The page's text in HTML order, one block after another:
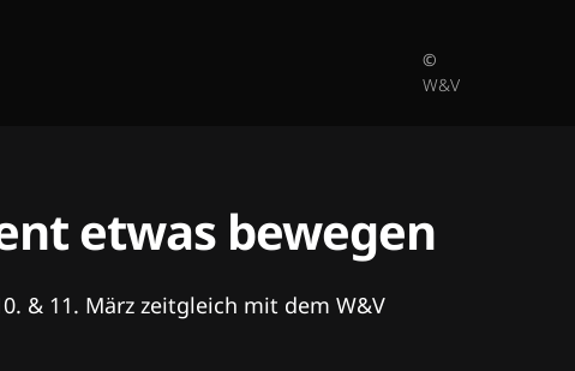
©
W&V
etwas bewegen
& 11. März zeitgleich mit dem W&V